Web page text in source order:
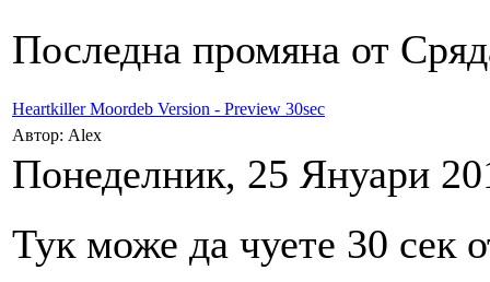
Последна промяна от
Heartkiller Moordeb Version - Preview 30sec
Автор: Alex
Понеделник, 25 Януари
Тук може да чуете 30